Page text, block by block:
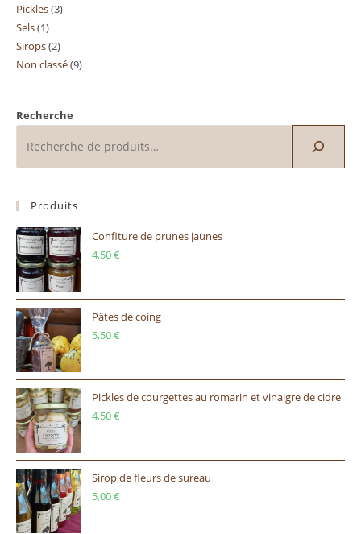
Pickles 33
Sels 11
produit
Sirops 22
produits
Non classé 99
Recherche
Produits
Confiture de prunes jaunes
4,50€
Pâtes de coing
5,50€
Pickles de courgettes au romarin et vinaigre de cidre
4,50€
Sirop de fleurs de sureau
5,00€